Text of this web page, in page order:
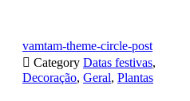
vamtam-theme-circle-post
 Category Datas festivas,
Decoração, Geral, Plantas